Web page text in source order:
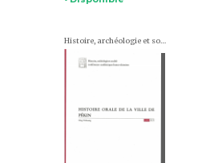
Histoire, archéologie et société. Conférences académiques franco-chinoises